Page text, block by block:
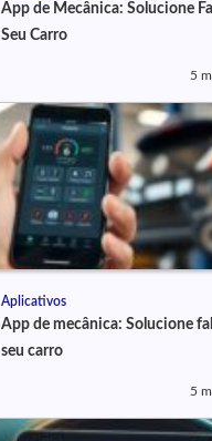
App de Mecânica: Solucione
Seu Carro
5
Aplicativos
App de mecânica: Solucione
seu carro
5